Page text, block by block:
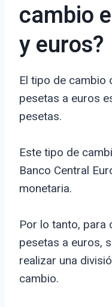
cambio
y euros?
El tipo de cambio
pesetas a euros
pesetas.
Este tipo de
Banco Central
monetaria.
Por lo tanto, para
pesetas a euros,
realizar una
cambio.